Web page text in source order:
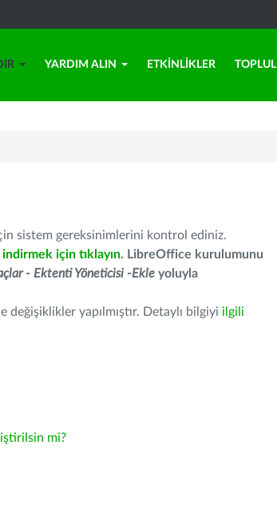
YARDIM ALIN ETKINLIKLER
sistem gereksinimlerini kontrol ediniz.
indirmek için tıklayın. LibreOffice kurulumunu
- Ektenti Yöneticisi -Ekle yoluyla
değişiklikler yapılmıştır. Detaylı bilgiyi ilgili
mi?